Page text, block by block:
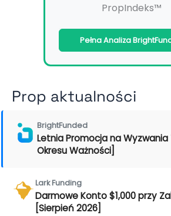
PropIndeks™
Pełna Analiza
Prop aktualności
BrightFunded
Letnia Promocja na
Okresu Ważności]
Lark Funding
Darmowe Konto $1,000 przy
[Sierpień 2026]